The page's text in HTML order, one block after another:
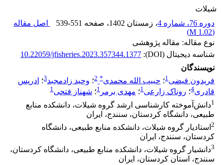
شیلات
دوره 76، شماره 4
، زمستان 1402 ، صفحه 539-551
اصل مقاله
(
1.02 M
)
نوع مقاله: مقاله پژوهشی
شناسه دیجیتال (DOI):
10.22059/jfisheries.2023.357344.1377
نویسندگان
فریدون فیضی1؛ حبیب الله محمدی*
2؛ وحید زادمجبد3؛ ادریس
قادری4؛ روناک زارعی1؛ مهدی برمر 1؛ شهناز فتحی1
1دانش‌آموخته کارشناسی ارشد گروه شیلات، دانشکده منابع
طبیعی، دانشگاه کردستان، سنندج، ایران
2 استادیار گروه شیلات، دانشکده منابع طبیعی، دانشگاه
کردستان، سنندج، ایران
3دانشیار گروه شیلات، دانشکده منابع طبیعی، دانشگاه کردستان،
سنندج، استان کردستان، ایران